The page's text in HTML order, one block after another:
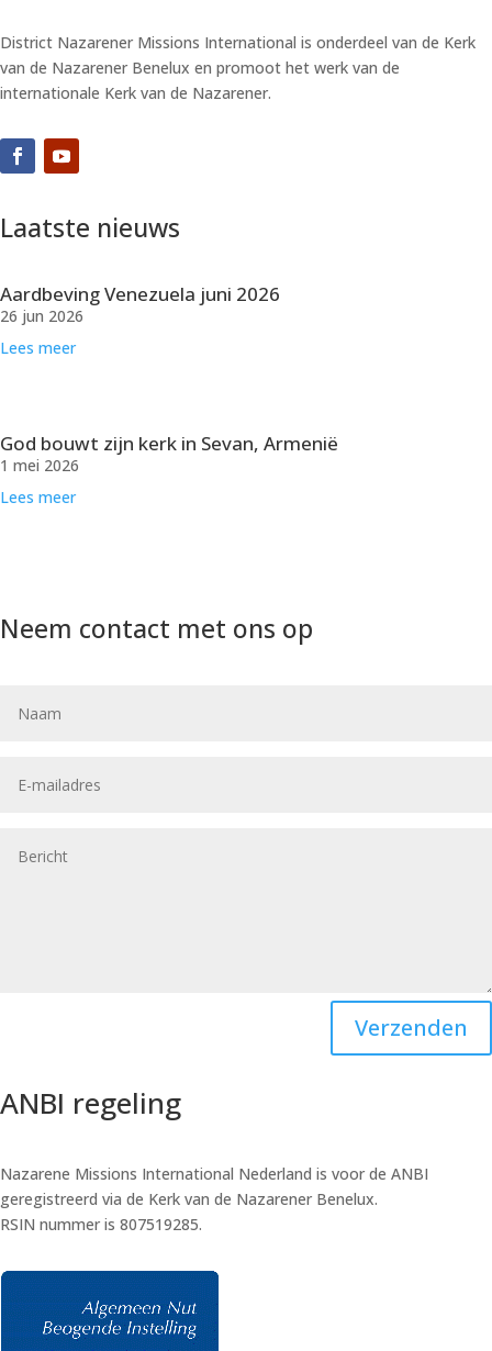
District Nazarener Missions International is onderdeel van de Kerk
van de Nazarener Benelux en promoot het werk van de
internationale Kerk van de Nazarener.
Laatste nieuws
Aardbeving Venezuela juni 2026
26 jun 2026
Lees meer
God bouwt zijn kerk in Sevan, Armenië
1 mei 2026
Lees meer
Neem contact met ons op
Verzenden
ANBI regeling
Nazarene Missions International Nederland is voor de ANBI
geregistreerd via de Kerk van de Nazarener Benelux.
RSIN nummer is 807519285.